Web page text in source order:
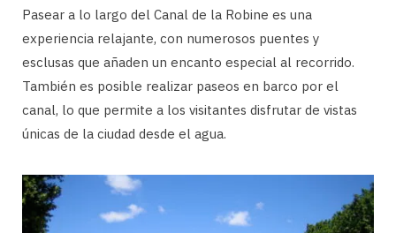
Pasear a lo largo del Canal de la Robine es una
experiencia relajante, con numerosos puentes y
esclusas que añaden un encanto especial al recorrido.
También es posible realizar paseos en barco por el
canal, lo que permite a los visitantes disfrutar de vistas
únicas de la ciudad desde el agua.